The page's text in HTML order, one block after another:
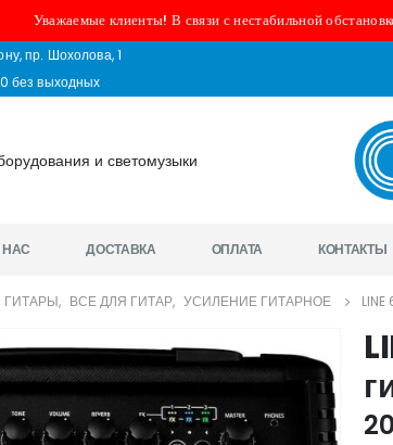
Уважаемые клиенты! В связи с нестабильной
пр. Шохолова, 1
без выходных
и светомузыки
НАС ДОСТАВКА ОПЛАТА КОНТАКТЫ
ГИТАРЫ, ВСЕ ДЛЯ ГИТАР, УСИЛЕНИЕ ГИТАРНОЕ